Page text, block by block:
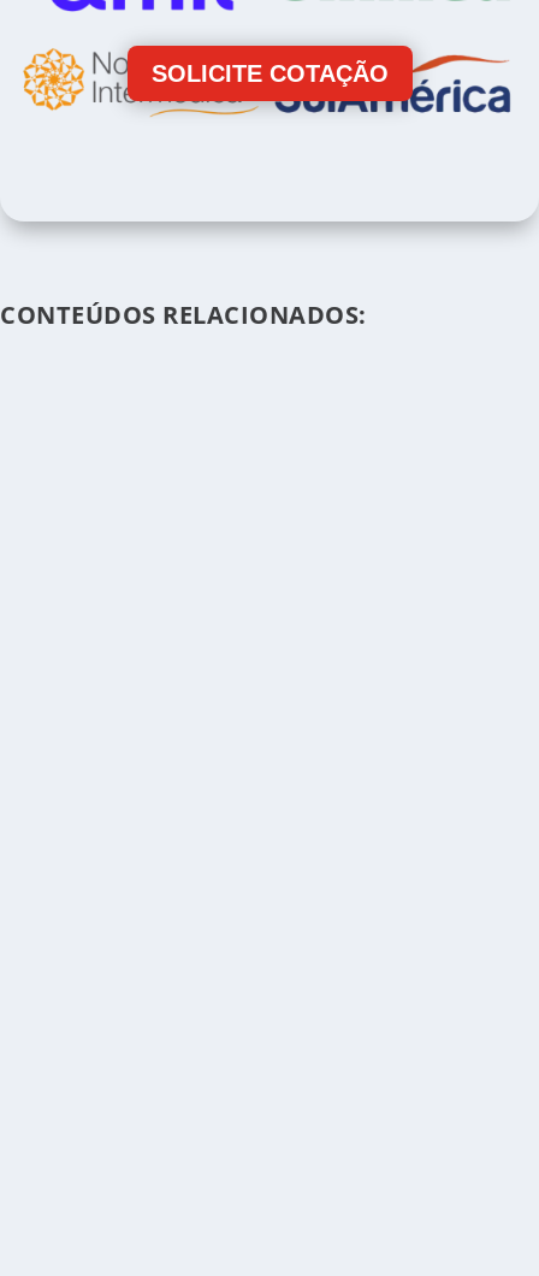
SOLICITE COTAÇÃO
CONTEÚDOS RELACIONADOS: